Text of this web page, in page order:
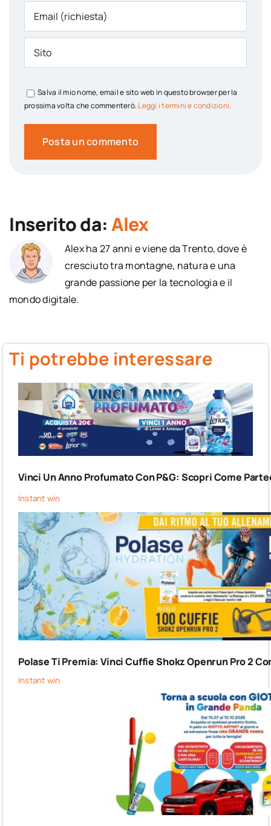
Salva il mio nome, email e sito web in questo browser per la
prossima volta che commenterò. Leggi i termini e condizioni.
Inserito da:Alex
Alex ha 27 anni e viene da Trento, dove è
cresciuto tra montagne, natura e una
grande passione per la tecnologia e il
mondo digitale.
Ti potrebbe interessare
Vinci Un Anno Profumato Con P&G: Scopri Come
Instant win
Polase Ti Premia: Vinci Cuffie Shokz Openrun Pro 2
Instant win